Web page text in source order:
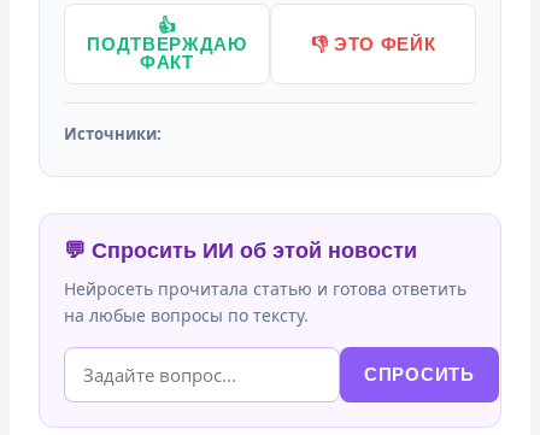
👍
ПОДТВЕРЖДАЮ
ФАКТ
👎 ЭТО ФЕЙК
Источники:
💬 Спросить ИИ об этой новости
Нейросеть прочитала статью и готова ответить
на любые вопросы по тексту.
СПРОСИТЬ